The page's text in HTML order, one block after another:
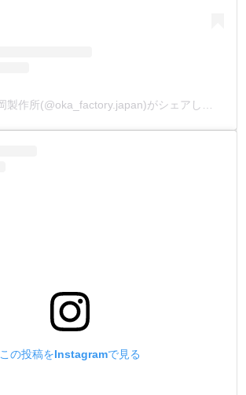
OKA FACTORY 岡製作所(@oka_factory.japan)がシェアした投稿
この投稿をInstagramで見る